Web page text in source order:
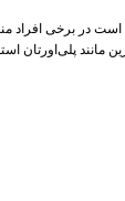
در برخی افراد
مانند پلی‌اورتان